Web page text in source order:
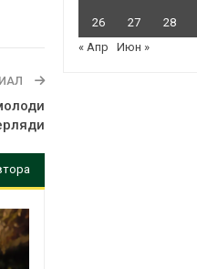
26 27 28
« Апр
Июн »